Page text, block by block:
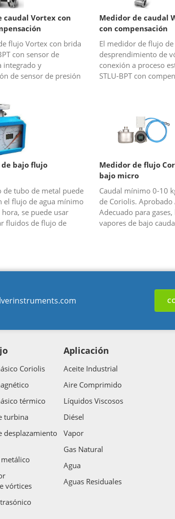
caudal Vortex con
flujo Vortex con brida
con sensor de
integrado y
de sensor de presión
Medidor de caudal
con compensación
El medidor de flujo de
desprendimiento de
conexión a proceso
STLU-BPT con
bajo flujo
de tubo de metal puede
el flujo de agua mínimo
se puede usar
fluidos de flujo de
Medidor de flujo
bajo micro
Caudal mínimo 0-10
de Coriolis. Aprobado
Adecuado para
vapores de bajo
Coriolis
térmico
turbina
desplazamiento
vórtices
Aplicación
Aceite Industrial
Aire Comprimido
Líquidos Viscosos
Diésel
Vapor
Gas Natural
Agua
Aguas Residuales